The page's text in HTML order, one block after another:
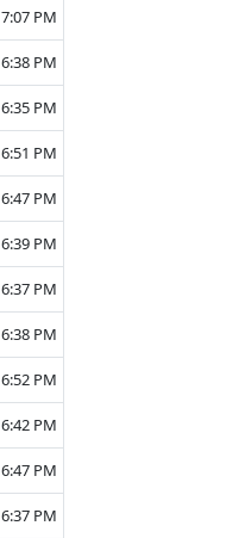
7:07 PM
6:38 PM
6:35 PM
6:51 PM
6:47 PM
6:39 PM
6:37 PM
6:38 PM
6:52 PM
6:42 PM
6:47 PM
6:37 PM